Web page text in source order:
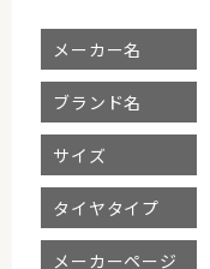
メーカー名
ブランド名
サイズ
タイヤタイプ
メーカーページ